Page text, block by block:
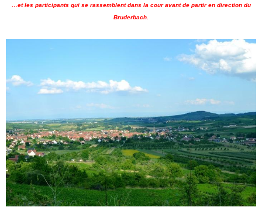
…et les participants qui se rassemblent dans la cour avant de partir en direction du
Bruderbach.